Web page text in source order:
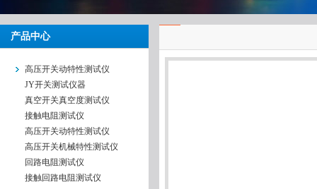
产品中心
高压开关动特性测试仪
JY开关测试仪器
真空开关真空度测试仪
接触电阻测试仪
高压开关动特性测试仪
高压开关机械特性测试仪
回路电阻测试仪
接触回路电阻测试仪